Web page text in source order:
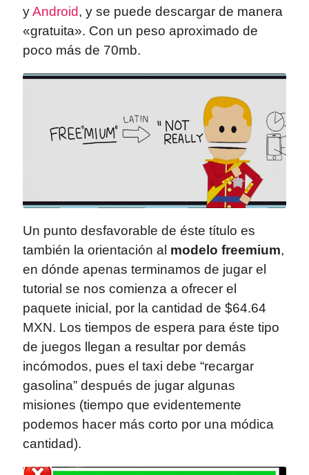
yAndroid, y se puede descargar de manera
«gratuita». Con un peso aproximado de
poco más de 70mb.
Un punto desfavorable de éste título es
también la orientación al modelo freemium,
en dónde apenas terminamos de jugar el
tutorial se nos comienza a ofrecer el
paquete inicial, por la cantidad de $64.64
MXN. Los tiempos de espera para éste tipo
de juegos llegan a resultar por demás
incómodos, pues el taxi debe “recargar
gasolina” después de jugar algunas
misiones (tiempo que evidentemente
podemos hacer más corto por una módica
cantidad).